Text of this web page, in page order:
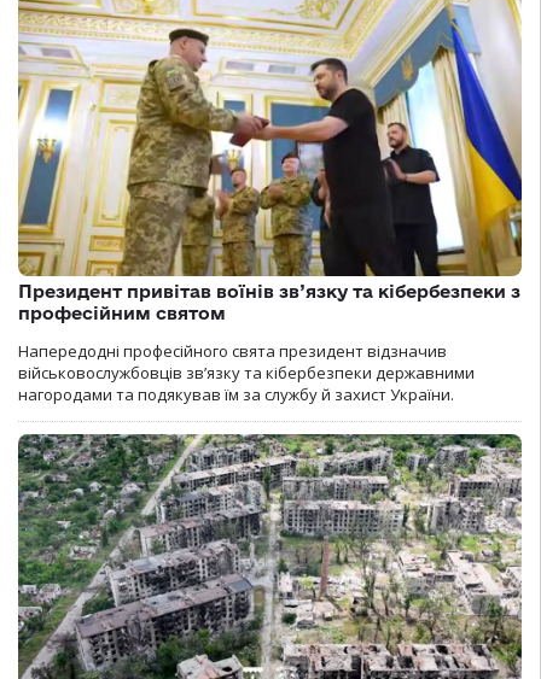
Президент привітав воїнів зв’язку та кібербезпеки з
професійним святом
Напередодні професійного свята президент відзначив
військовослужбовців зв’язку та кібербезпеки державними
нагородами та подякував їм за службу й захист України.